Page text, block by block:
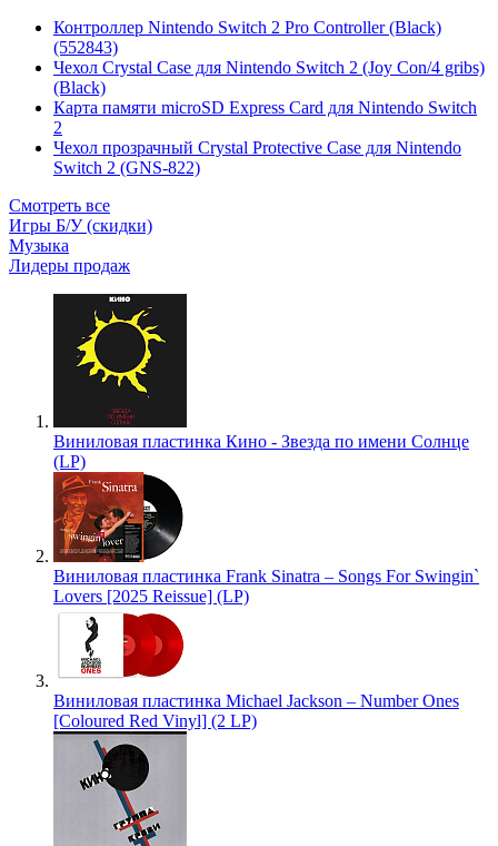
Контроллер Nintendo Switch 2 Pro Controller (Black)
(552843)
Чехол Сrystal Сase для Nintendo Switch 2 (Joy Con/4 gribs)
(Black)
Карта памяти microSD Express Card для Nintendo Switch
2
Чехол прозрачный Crystal Protective Case для Nintendo
Switch 2 (GNS-822)
Смотреть все
Игры Б/У (скидки)
Музыка
Лидеры продаж
Виниловая пластинка Кино - Звезда по имени Солнце
(LP)
Виниловая пластинка Frank Sinatra – Songs For Swingin`
Lovers [2025 Reissue] (LP)
Виниловая пластинка Michael Jackson – Number Ones
[Coloured Red Vinyl] (2 LP)